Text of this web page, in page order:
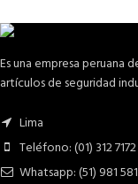
Es una empresa peruana
artículos de seguridad
Lima
Teléfono: (01) 312 7172
Whatsapp: (51) 981